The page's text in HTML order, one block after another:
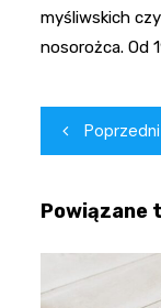
myśliwskich
nosorożca. Od
wpisu
Poprzedni
Powiązane